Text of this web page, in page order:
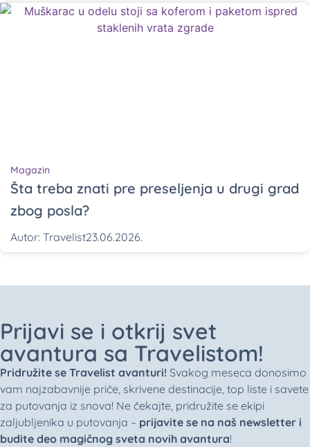
Magazin
Šta treba znati pre preseljenja u drugi grad
zbog posla?
Autor: Travelist23.06.2026.
Prijavi se i otkrij svet
avantura sa Travelistom!
Pridružite se Travelist avanturi! Svakog meseca donosimo
vam najzabavnije priče, skrivene destinacije, top liste i savete
za putovanja iz snova! Ne čekajte, pridružite se ekipi
zaljubljenika u putovanja – prijavite se na naš newsletter i
budite deo magičnog sveta novih avantura!